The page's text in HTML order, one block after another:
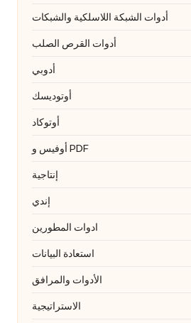
أدوات الشبكة اللاسلكية والشبكات
أدوات القرص الصلب
أدوبي
أوتوديسك
أوتوكاد
أوفيس و PDF
إنتاجية
إندي
ادوات المطورين
استعادة البيانات
الأدوات والمرافق
الاستراتيجية